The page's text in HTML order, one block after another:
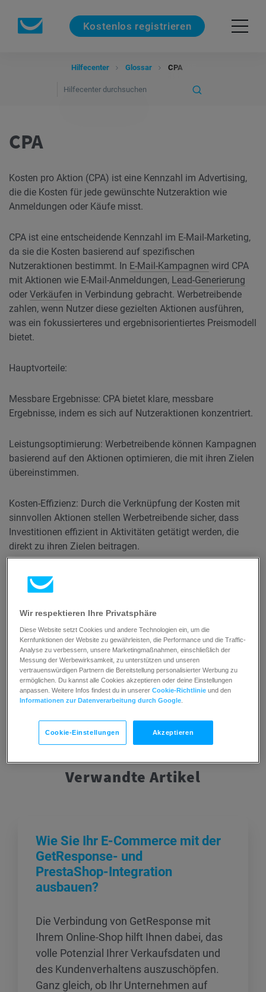
Kostenlos registrieren
Hilfecenter Glossar CPA
CPA
Kosten pro Aktion (CPA) ist eine Kennzahl im Advertising,
die die Kosten für jede gewünschte Nutzeraktion wie
Anmeldungen oder Käufe misst.
CPA ist eine entscheidende Kennzahl im E-Mail-Marketing,
da sie die Kosten basierend auf spezifischen
Nutzeraktionen bestimmt. In E-Mail-Kampagnen wird CPA
mit Aktionen wie E-Mail-Anmeldungen, Lead-Generierung
oder Verkäufen in Verbindung gebracht. Werbetreibende
zahlen, wenn Nutzer diese gezielten Aktionen ausführen,
was ein fokussierteres und ergebnisorientiertes Preismodell
bietet.
Hauptvorteile:
Messbare Ergebnisse: CPA bietet klare, messbare
Ergebnisse, indem es sich auf Nutzeraktionen konzentriert.
Leistungsoptimierung: Werbetreibende können Kampagnen
basierend auf den Aktionen optimieren, die mit ihren Zielen
übereinstimmen.
Kosten-Effizienz: Durch die Verknüpfung der Kosten mit
sinnvollen Aktionen stellen Werbetreibende sicher, dass
Investitionen effizient in Aktivitäten getätigt werden, die
direkt zu ihren Zielen beitragen.
Zusammenfassend ermöglicht die Integration von CPA in
Ihre E-Mail-Marketing-Strategie einen zielgerichteten,
ermöglicht, die Rendite zu maximieren und
bedeutungsvolle Verbindungen zu ihrerZielgruppe
aufzubauen.
Verwandte Artikel
Wie Sie Ihr E‑Commerce mit der
GetResponse‑ und
PrestaShop‑Integration
ausbauen?
Die Verbindung von GetResponse mit
Ihrem Online‑Shop hilft Ihnen dabei, das
volle Potenzial Ihrer Verkaufsdaten und
des Kundenverhaltens auszuschöpfen.
Ganz gleich, ob Ihr Unternehmen auf
Wir respektieren Ihre Privatsphäre
Diese Website setzt Cookies und andere Technologien ein, um die
Kernfunktionen der Website zu gewährleisten, die Performance und die Traffic-
Analyse zu verbessern, unsere Marketingmaßnahmen, einschließlich der
Messung der Werbewirksamkeit, zu unterstützen und unseren
vertrauenswürdigen Partnern die Bereitstellung personalisierter Werbung zu
ermöglichen. Du kannst alle Cookies akzeptieren oder deine Einstellungen
anpassen. Weitere Infos findest du in unsererCookie-Richtlinie und den
Informationen zur Datenverarbeitung durch Google
Cookie-Einstellungen Akzeptieren